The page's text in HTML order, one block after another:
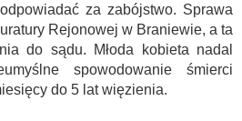
za zabójstwo. Sprawa
Rejonowej w Braniewie, a ta
do sądu. Młoda kobieta nadal
spowodowanie śmierci
do 5 lat więzienia.